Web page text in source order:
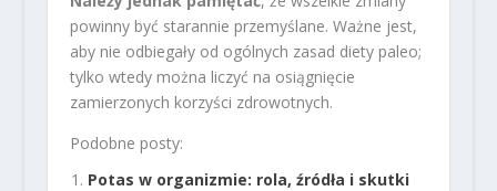
powinny być starannie przemyślane. Ważne jest,
aby nie odbiegały od ogólnych zasad diety paleo;
tylko wtedy można liczyć na osiągnięcie
zamierzonych korzyści zdrowotnych.
Podobne posty:
Potas w organizmie: rola, źródła i skutki